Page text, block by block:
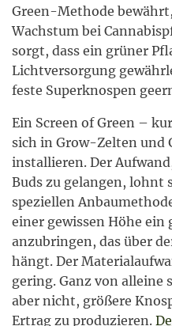
Green-Methode
Wachstum bei
sorgt, dass ein grüner
Lichtversorgung
feste Superknospen
Ein Screen of Green –
sich in Grow-Zelten und
installieren. Der
Buds zu gelangen, lohnt
speziellen
einer gewissen Höhe ein
anzubringen, das über
hängt. Der
gering. Ganz von alleine
aber nicht, größere
Ertrag zu produzieren.